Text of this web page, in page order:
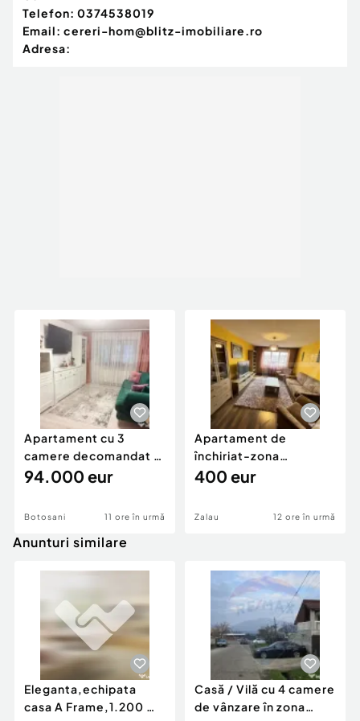
Telefon: 0374538019
Email: cereri-hom@blitz-imobiliare.ro
Adresa:
Apartament cu 3
camere decomandat -
renovat - Bucovina -
94.000 eur
Botosani 11 ore în urmă
Apartament de
închiriat-zona
ultracentrală
400 eur
Zalau 12 ore în urmă
Anunturi similare
Eleganta,echipata
casa A Frame,1.200 mp
Casă / Vilă cu 4 camere
de vânzare în zona